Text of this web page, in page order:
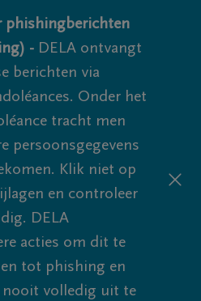
phishingberichten
- DELA ontvangt
berichten via
Onder het
tracht men
persoonsgegevens
Klik niet op
en controleer
DELA
acties om dit te
tot phishing en
nooit volledig uit te